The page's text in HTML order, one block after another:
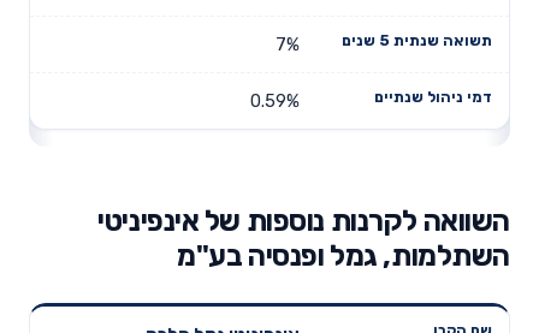
7%
0.59%
השוואה לקרנות נוספות של אינפיניטי
השתלמות, גמל ופנסיה בע"מ